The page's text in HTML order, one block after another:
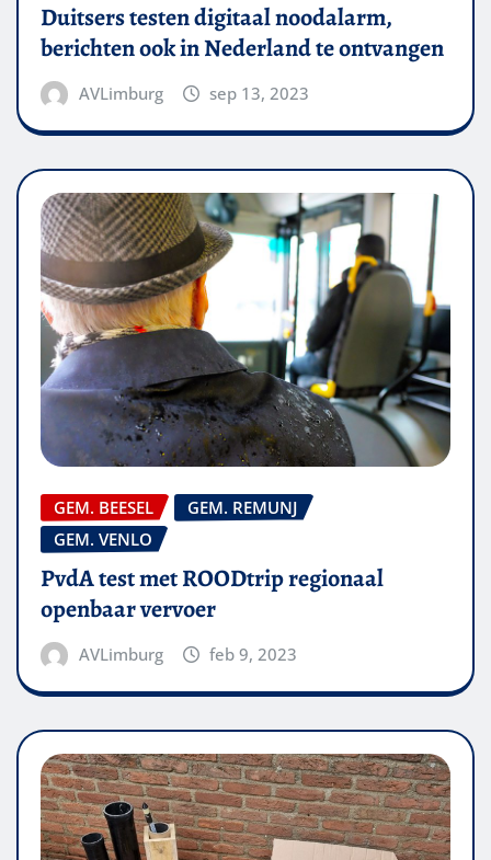
Duitsers testen digitaal noodalarm,
berichten ook in Nederland te ontvangen
AVLimburg sep 13, 2023
GEM. BEESEL
GEM. REMUNJ
GEM. VENLO
PvdA test met ROODtrip regionaal
openbaar vervoer
AVLimburg feb 9, 2023